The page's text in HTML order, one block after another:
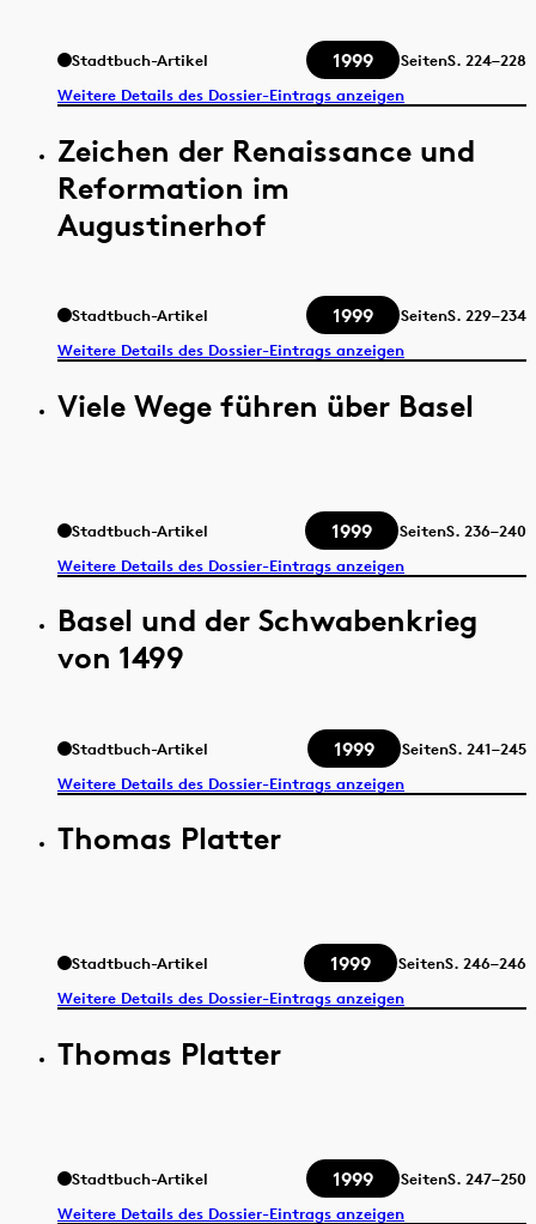
Stadtbuch-Artikel 1999 SeitenS. 224–228
Weitere Details des Dossier-Eintrags anzeigen
Zeichen der Renaissance und
Reformation im
Augustinerhof
Stadtbuch-Artikel 1999 SeitenS. 229–234
Weitere Details des Dossier-Eintrags anzeigen
Viele Wege führen über Basel
Stadtbuch-Artikel 1999 SeitenS. 236–240
Weitere Details des Dossier-Eintrags anzeigen
Basel und der Schwabenkrieg
von 1499
Stadtbuch-Artikel 1999 SeitenS. 241–245
Weitere Details des Dossier-Eintrags anzeigen
Thomas Platter
Stadtbuch-Artikel 1999 SeitenS. 246–246
Weitere Details des Dossier-Eintrags anzeigen
Thomas Platter
Stadtbuch-Artikel 1999 SeitenS. 247–250
Weitere Details des Dossier-Eintrags anzeigen